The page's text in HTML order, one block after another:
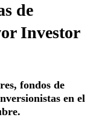
de
Investor
fondos de
en el